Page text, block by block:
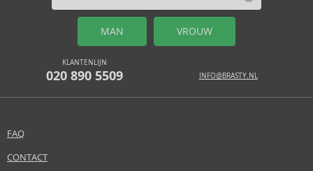
MAN VROUW
KLANTENLIJN
020 890 5509 INFO@BRASTY.NL
FAQ
CONTACT